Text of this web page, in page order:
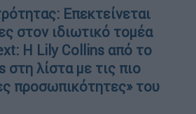
Επεκτείνεται
στον ιδιωτικό τομέα
Η Lily Collins από το
στη λίστα με τις πιο
προσωπικότητες» του